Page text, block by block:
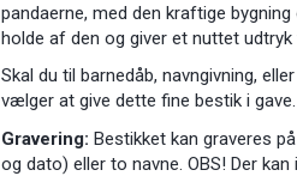
pandaerne, med den kraftige
holde af den og giver et nuttet udtryk
Skal du til barnedåb, navngivning,
vælger at give dette fine bestik i
Gravering: Bestikket kan graveres
og dato) eller to navne. OBS! Der